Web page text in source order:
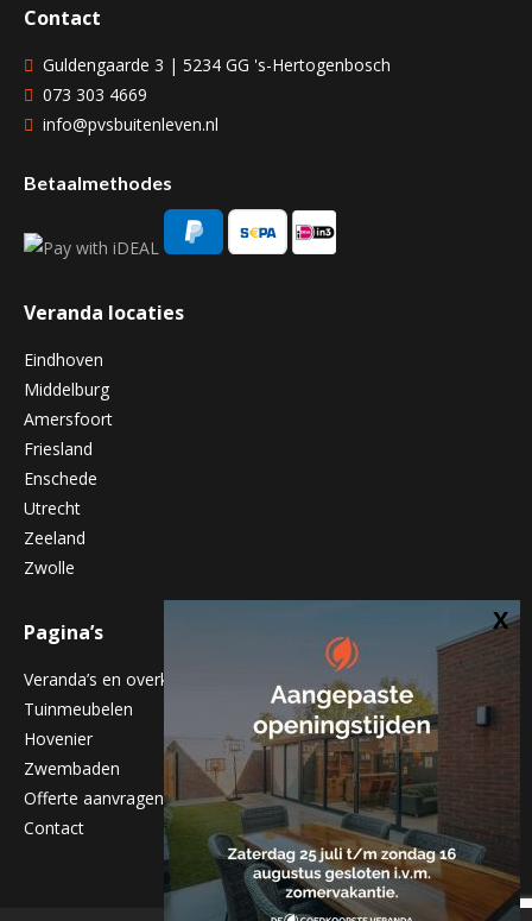
Contact
Guldengaarde 3 | 5234 GG 's-Hertogenbosch
073 303 4669
info@pvsbuitenleven.nl
Betaalmethodes
Veranda locaties
Eindhoven
Middelburg
Amersfoort
Friesland
Enschede
Utrecht
Zeeland
Zwolle
Pagina’s
Veranda’s en overkappingen
Tuinmeubelen
Hovenier
Zwembaden
Offerte aanvragen
Contact